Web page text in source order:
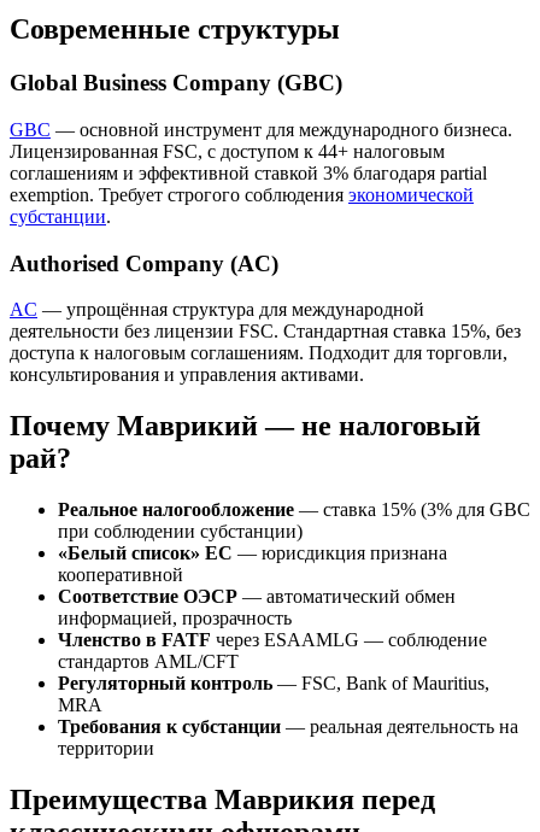
Современные структуры
Global Business Company (GBC)
GBC — основной инструмент для международного бизнеса.
Лицензированная FSC, с доступом к 44+ налоговым
соглашениям и эффективной ставкой 3% благодаря partial
exemption. Требует строгого соблюдения экономической
субстанции.
Authorised Company (AC)
AC — упрощённая структура для международной
деятельности без лицензии FSC. Стандартная ставка 15%, без
доступа к налоговым соглашениям. Подходит для торговли,
консультирования и управления активами.
Почему Маврикий — не налоговый
рай?
Реальное налогообложение — ставка 15% (3% для GBC
при соблюдении субстанции)
«Белый список» ЕС — юрисдикция признана
кооперативной
Соответствие ОЭСР — автоматический обмен
информацией, прозрачность
Членство в FATF через ESAAMLG — соблюдение
стандартов AML/CFT
Регуляторный контроль — FSC, Bank of Mauritius,
MRA
Требования к субстанции — реальная деятельность на
территории
Преимущества Маврикия перед